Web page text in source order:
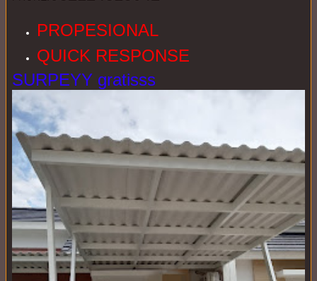
PROPESIONAL
QUICK RESPONSE
SURPEYY gratisss